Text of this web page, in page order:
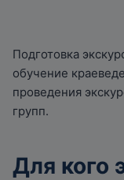
Подготовка
обучение
проведения
групп.
Для кого